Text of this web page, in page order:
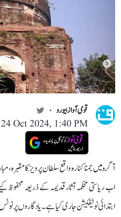
قومی آواز بیورو
Oct 2024, 1:40 PM
آگرہ میں جمنا کنارہ واقع سلطان پرویز کا
اب ریاستی محکمہ آثار قدیمہ کے ذریعہ
ابتدائی نوٹیفکیشن جاری کیا ہے۔ یادگاروں پر